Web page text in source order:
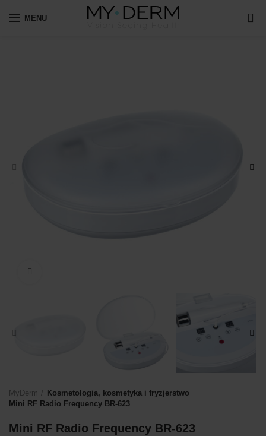
MENU
MyDerm
Kosmetologia, kosmetyka i fryzjerstwo
Mini RF Radio Frequency BR-623
Mini RF Radio Frequency BR-623